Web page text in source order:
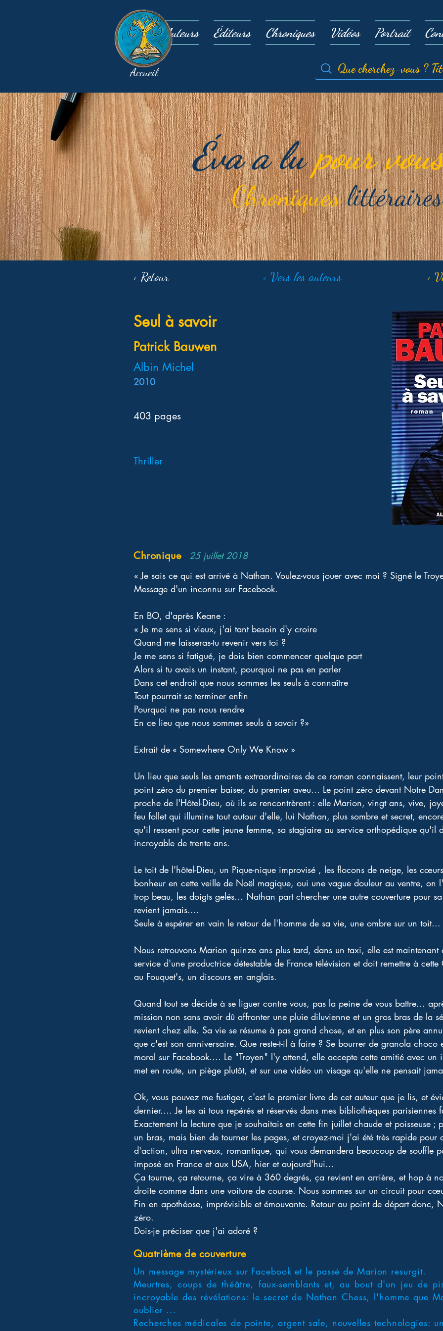
Auteurs Éditeurs Chroniques Vidéos Portrait
Accueil
Éva a lupour
Chroniqueslittéraires
Seul à savoir
Patrick Bauwen
Albin Michel
2010
403 pages
Thriller
Chronique
25 juillet 2018
« Je sais ce qui est arrivé à Nathan. Voulez-vous jouer avec moi ? Signé le
Message d'un inconnu sur Facebook.
En BO, d'après Keane :
« Je me sens si vieux, j'ai tant besoin d'y croire
Quand me laisseras-tu revenir vers toi ?
Je me sens si fatigué, je dois bien commencer quelque part
Alors si tu avais un instant, pourquoi ne pas en parler
Dans cet endroit que nous sommes les seuls à connaître
Tout pourrait se terminer enfin
Pourquoi ne pas nous rendre
En ce lieu que nous sommes seuls à savoir ?»
Extrait de « Somewhere Only We Know »
Un lieu que seuls les amants extraordinaires de ce roman connaissent, leur
point zéro du premier baiser, du premier aveu... Le point zéro devant Notre
proche de l'Hôtel-Dieu, où ils se rencontrèrent : elle Marion, vingt ans, vive,
feu follet qui illumine tout autour d'elle, lui Nathan, plus sombre et secret,
qu'il ressent pour cette jeune femme, sa stagiaire au service orthopédique
incroyable de trente ans.
Le toit de l'hôtel-Dieu, un Pique-nique improvisé , les flocons de neige, les
bonheur en cette veille de Noël magique, oui une vague douleur au ventre, on
trop beau, les doigts gelés... Nathan part chercher une autre couverture pour
revient jamais....
Seule à espérer en vain le retour de l'homme de sa vie, une ombre sur un toit...
Nous retrouvons Marion quinze ans plus tard, dans un taxi, elle est
service d'une productrice détestable de France télévision et doit remettre à
au Fouquet's, un discours en anglais.
Quand tout se décide à se liguer contre vous, pas la peine de vous battre...
mission non sans avoir dû affronter une pluie diluvienne et un gros bras de la
revient chez elle. Sa vie se résume à pas grand chose, et en plus son père
que c'est son anniversaire. Que reste-t-il à faire ? Se bourrer de granola choco
moral sur Facebook.... Le "Troyen" l'y attend, elle accepte cette amitié avec
met en route, un piège plutôt, et sur une vidéo un visage qu'elle ne pensait
Ok, vous pouvez me fustiger, c'est le premier livre de cet auteur que je lis, et
dernier.... Je les ai tous repérés et réservés dans mes bibliothèques
Exactement la lecture que je souhaitais en cette fin juillet chaude et poisseuse
un bras, mais bien de tourner les pages, et croyez-moi j'ai été très rapide
d'action, ultra nerveux, romantique, qui vous demandera beaucoup de souffle
imposé en France et aux USA, hier et aujourd'hui...
Ça tourne, ça retourne, ça vire à 360 degrés, ça revient en arrière, et hop à
droite comme dans une voiture de course. Nous sommes sur un circuit pour
Fin en apothéose, imprévisible et émouvante. Retour au point de départ donc,
zéro.
Dois-je préciser que j'ai adoré ?
Quatrième de couverture
Un message mystérieux sur Facebook et le passé de Marion resurgit.
Meurtres, coups de théâtre, faux-semblants et, au bout d'un jeu de
incroyable des révélations: le secret de Nathan Chess, l'homme que
oublier ...
Recherches médicales de pointe, argent sale, nouvelles technologies:
< Retour < Vers les auteurs <